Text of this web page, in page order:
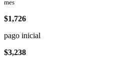
mes
$1,726
pago inicial
$3,238